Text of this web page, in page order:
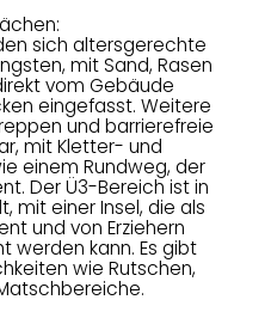
sich altersgerechte
mit Sand, Rasen
vom Gebäude
eingefasst. Weitere
und barrierefreie
mit Kletter- und
einem Rundweg, der
Der Ü3-Bereich ist in
mit einer Insel, die als
und von Erziehern
werden kann. Es gibt
wie Rutschen,